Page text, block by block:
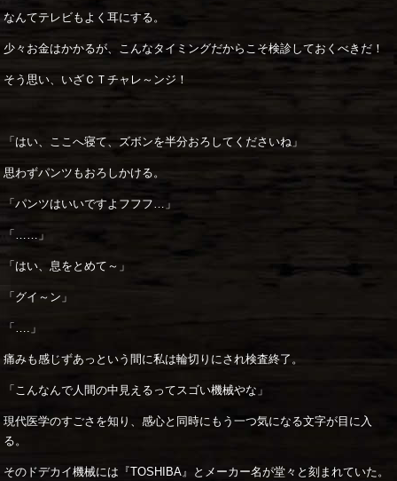
なんてテレビもよく耳にする。
少々お金はかかるが、こんなタイミングだからこそ検診しておくべきだ！
そう思い、いざＣＴチャレ～ンジ！
「はい、ここへ寝て、ズボンを半分おろしてくださいね」
思わずパンツもおろしかける。
「パンツはいいですよフフフ…」
「……」
「はい、息をとめて～」
「グイ～ン」
「….」
痛みも感じずあっという間に私は輪切りにされ検査終了。
「こんなんで人間の中見えるってスゴい機械やな」
現代医学のすごさを知り、感心と同時にもう一つ気になる文字が目に入
る。
そのドデカイ機械には『TOSHIBA』とメーカー名が堂々と刻まれていた。